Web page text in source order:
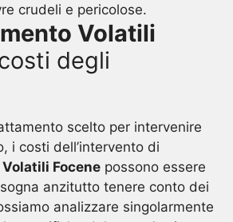
crudeli e pericolose.
Volatili
degli
scelto per intervenire
i costi dell’intervento di
Focene possono essere
anzitutto tenere conto dei
analizzare singolarmente